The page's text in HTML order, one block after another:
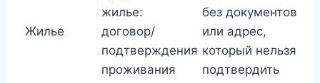
Жилье
жилье:
договор/
подтверждения
проживания
без документов
или адрес,
который нельзя
подтвердить